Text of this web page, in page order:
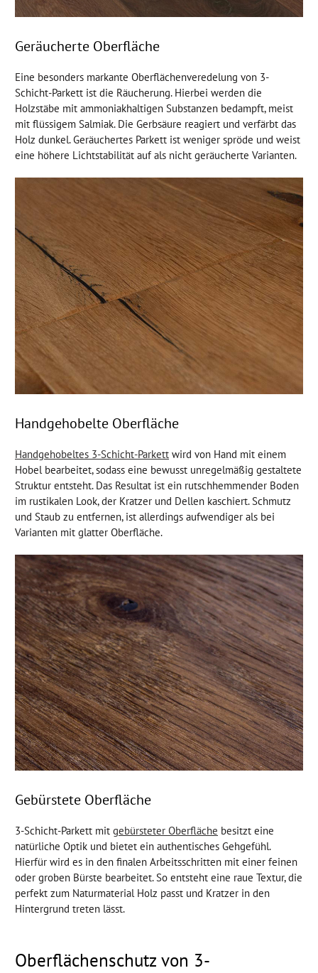
Geräucherte Oberfläche
Eine besonders markante Oberflächenveredelung von 3-
Schicht-Parkett ist die Räucherung. Hierbei werden die
Holzstäbe mit ammoniakhaltigen Substanzen bedampft, meist
mit flüssigem Salmiak. Die Gerbsäure reagiert und verfärbt das
Holz dunkel. Geräuchertes Parkett ist weniger spröde und weist
eine höhere Lichtstabilität auf als nicht geräucherte Varianten.
Handgehobelte Oberfläche
Handgehobeltes 3-Schicht-Parkett wird von Hand mit einem
Hobel bearbeitet, sodass eine bewusst unregelmäßig gestaltete
Struktur entsteht. Das Resultat ist ein rutschhemmender Boden
im rustikalen Look, der Kratzer und Dellen kaschiert. Schmutz
und Staub zu entfernen, ist allerdings aufwendiger als bei
Varianten mit glatter Oberfläche.
Gebürstete Oberfläche
3-Schicht-Parkett mit gebürsteter Oberfläche besitzt eine
natürliche Optik und bietet ein authentisches Gehgefühl.
Hierfür wird es in den finalen Arbeitsschritten mit einer feinen
oder groben Bürste bearbeitet. So entsteht eine raue Textur, die
perfekt zum Naturmaterial Holz passt und Kratzer in den
Hintergrund treten lässt.
Oberflächenschutz von 3-